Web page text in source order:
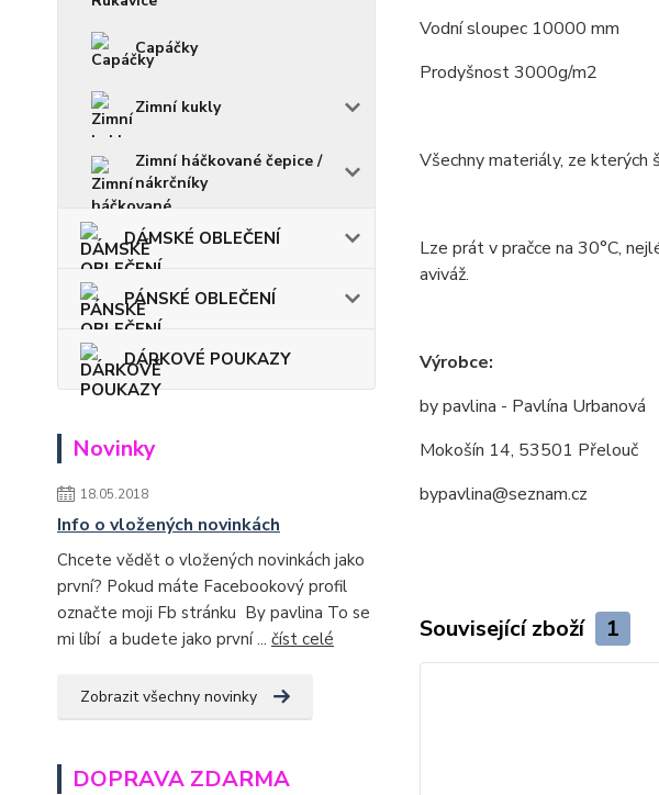
Capáčky
Zimní kukly
Zimní háčkované čepice /
nákrčníky
DÁMSKÉ OBLEČENÍ
PÁNSKÉ OBLEČENÍ
DÁRKOVÉ POUKAZY
Novinky
18.05.2018
Info o vložených novinkách
Chcete vědět o vložených novinkách jako
první? Pokud máte Facebookový profil
označte moji Fb stránku By pavlina To se
mi líbí a budete jako první ... číst celé
Zobrazit všechny novinky
DOPRAVA ZDARMA
Vodní sloupec 10000 mm
Prodyšnost 3000g/m2
Všechny materiály, ze
Lze prát v pračce na 30°C,
aviváž.
Výrobce:
by pavlina - Pavlína Urbanová
Mokošín 14, 53501 Přelouč
bypavlina@seznam.cz
Související zboží 1